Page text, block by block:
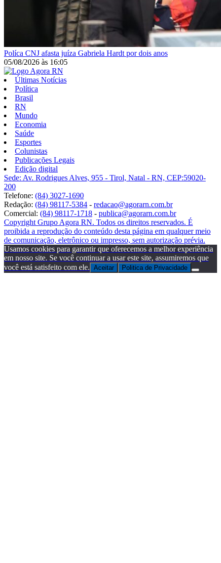
Políca CNJ afasta juíza Gabriela Hardt por dois anos
05/08/2026 às 16:05
Últimas Notícias
Política
Brasil
RN
Mundo
Economia
Saúde
Esportes
Colunistas
Publicações Legais
Edição digital
Sede: Av. Rodrigues Alves, 955 - Tirol, Natal - RN, CEP:59020-
200
Telefone: (84) 3027-1690
Redação: (84) 98117-5384 - redacao@agorarn.com.br
Comercial: (84) 98117-1718 - publica@agorarn.com.br
Copyright Grupo Agora RN. Todos os direitos reservados. É
proibida a reprodução do conteúdo desta página em qualquer meio
de comunicação, eletrônico ou impresso, sem autorização prévia.
Usamos cookies para garantir que oferecemos a melhor experiência
em nosso site. Se você continuar a usar este site, assumiremos que
você está satisfeito com ele. Aceitar Politica de Privacidade